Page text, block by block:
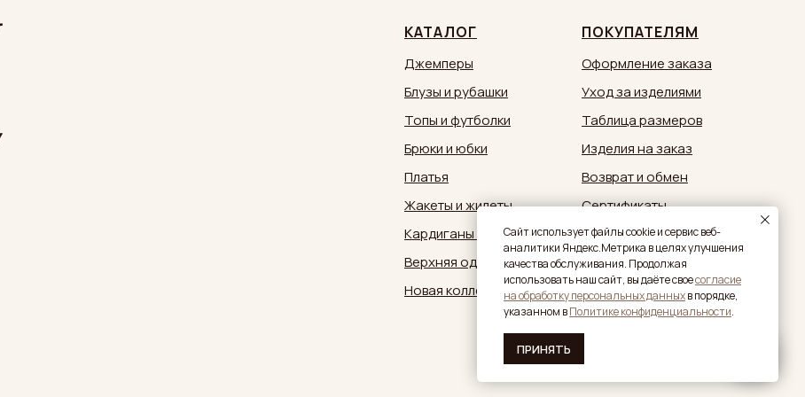
Caйт иcпoльзуeт фaйлы cookie и cepвиc вeб-
aнaлитики Яндeкc.Мeтpикa в целях улучшения
качества обслуживания. Продолжая
использовать наш сайт, вы дaётe своесогласие
нa oбpaбoтку пepcoнaльныx дaнныxв пopядкe,
укaзaннoм вПолитике конфиденциальности.
ПРИНЯТЬ
КАТАЛОГ
Джемперы
Блузы и рубашки
Топы и футболки
Брюки и юбки
Платья
Жакеты и жилеты
Кардиганы и кимоно
Верхняя одежда
Новая коллекция
ПОКУПАТЕЛЯМ
Оформление заказа
Уход за изделиями
Таблица размеров
Изделия на заказ
Возврат и обмен
Сертификаты
Документы
Обратная связь:
zakaz@sestrymamutiny.ru